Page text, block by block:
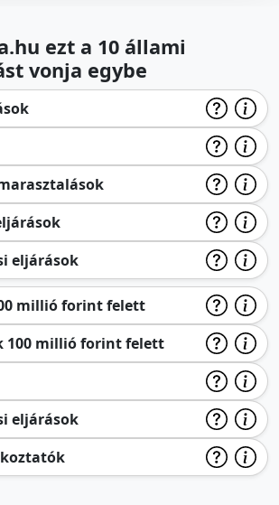
ezt a 10 állami
vonja egybe
eljárások
millió forint felett
100 millió forint felett
eljárások